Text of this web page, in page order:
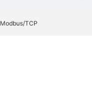
Modbus/TCP